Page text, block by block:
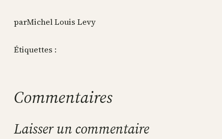
parMichel Louis Levy
Étiquettes :
Commentaires
Laisser un commentaire